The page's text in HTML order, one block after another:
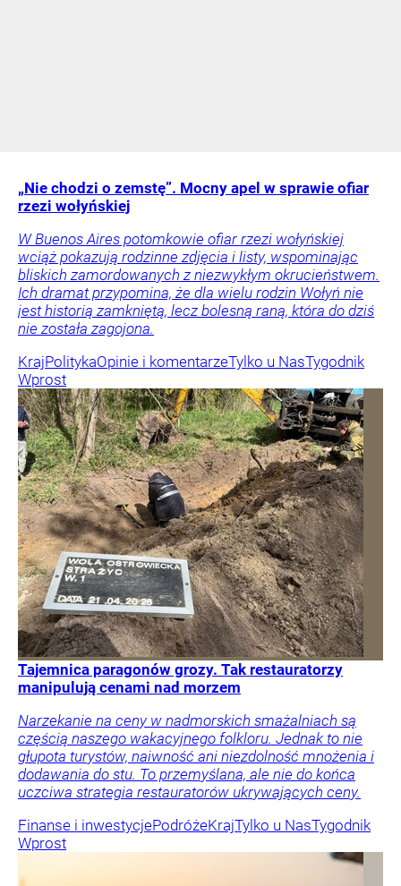
„Nie chodzi o zemstę”. Mocny apel w sprawie ofiar
rzezi wołyńskiej
W Buenos Aires potomkowie ofiar rzezi wołyńskiej
wciąż pokazują rodzinne zdjęcia i listy, wspominając
bliskich zamordowanych z niezwykłym okrucieństwem.
Ich dramat przypomina, że dla wielu rodzin Wołyń nie
jest historią zamkniętą, lecz bolesną raną, która do dziś
nie została zagojona.
KrajPolitykaOpinie i komentarzeTylko u NasTygodnik
Wprost
Tajemnica paragonów grozy. Tak restauratorzy
manipulują cenami nad morzem
Narzekanie na ceny w nadmorskich smażalniach są
częścią naszego wakacyjnego folkloru. Jednak to nie
głupota turystów, naiwność ani niezdolność mnożenia i
dodawania do stu. To przemyślana, ale nie do końca
uczciwa strategia restauratorów ukrywających ceny.
Finanse i inwestycjePodróżeKrajTylko u NasTygodnik
Wprost